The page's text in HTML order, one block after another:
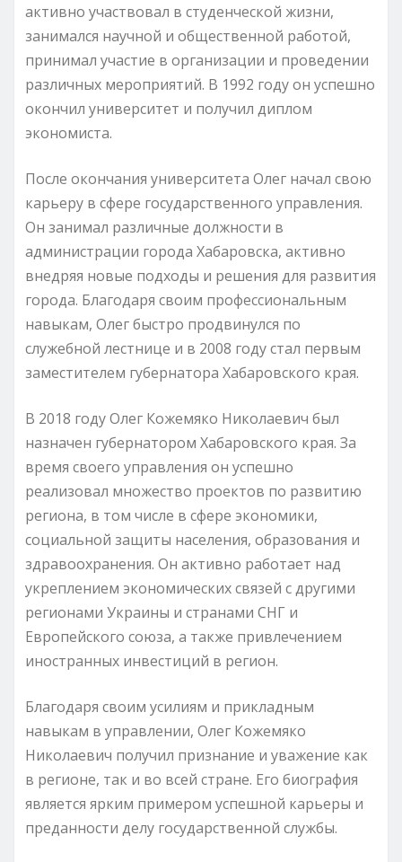
активно участвовал в студенческой жизни,
занимался научной и общественной работой,
принимал участие в организации и проведении
различных мероприятий. В 1992 году он успешно
окончил университет и получил диплом
экономиста.
После окончания университета Олег начал свою
карьеру в сфере государственного управления.
Он занимал различные должности в
администрации города Хабаровска, активно
внедряя новые подходы и решения для развития
города. Благодаря своим профессиональным
навыкам, Олег быстро продвинулся по
служебной лестнице и в 2008 году стал первым
заместителем губернатора Хабаровского края.
В 2018 году Олег Кожемяко Николаевич был
назначен губернатором Хабаровского края. За
время своего управления он успешно
реализовал множество проектов по развитию
региона, в том числе в сфере экономики,
социальной защиты населения, образования и
здравоохранения. Он активно работает над
укреплением экономических связей с другими
регионами Украины и странами СНГ и
Европейского союза, а также привлечением
иностранных инвестиций в регион.
Благодаря своим усилиям и прикладным
навыкам в управлении, Олег Кожемяко
Николаевич получил признание и уважение как
в регионе, так и во всей стране. Его биография
является ярким примером успешной карьеры и
преданности делу государственной службы.